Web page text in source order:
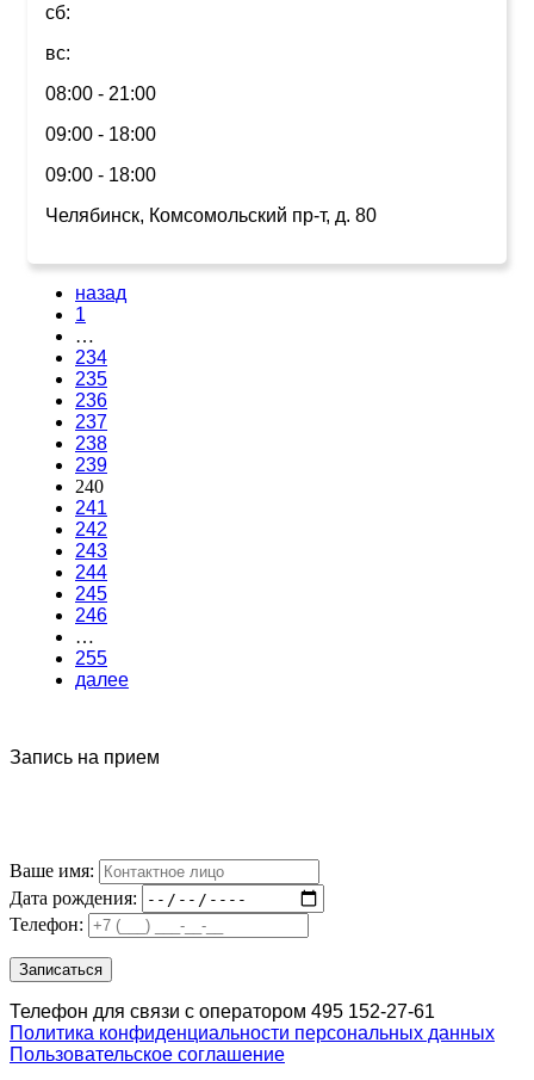
сб:
вс:
08:00 - 21:00
09:00 - 18:00
09:00 - 18:00
Челябинск, Комсомольский пр-т, д. 80
назад
1
…
234
235
236
237
238
239
240
241
242
243
244
245
246
…
255
далее
Запись на прием
Ваше имя:
Дата рождения:
Телефон:
Телефон для связи с оператором 495 152-27-61
Политика конфиденциальности персональных данных
Пользовательское соглашение